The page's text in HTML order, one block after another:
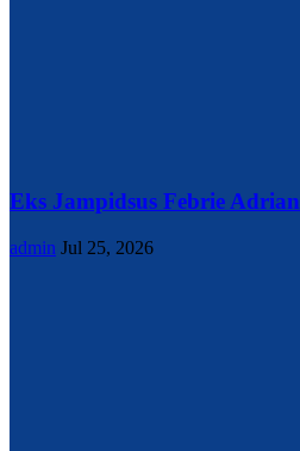
Eks Jampidsus Febrie
admin Jul 25, 2026